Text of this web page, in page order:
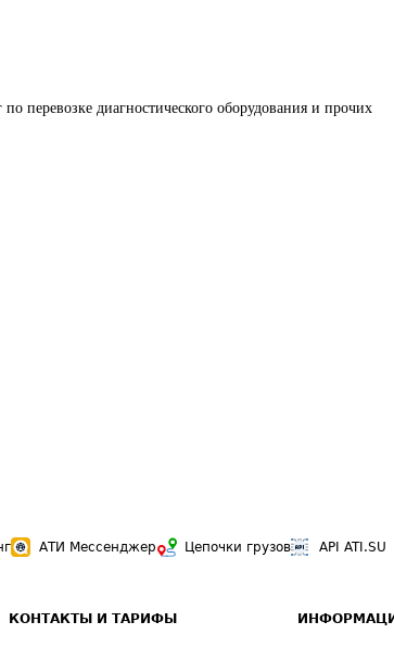
перевозке диагностического оборудования и прочих
АТИ Мессенджер Цепочки грузов API ATI.SU
КОНТАКТЫ И ТАРИФЫ